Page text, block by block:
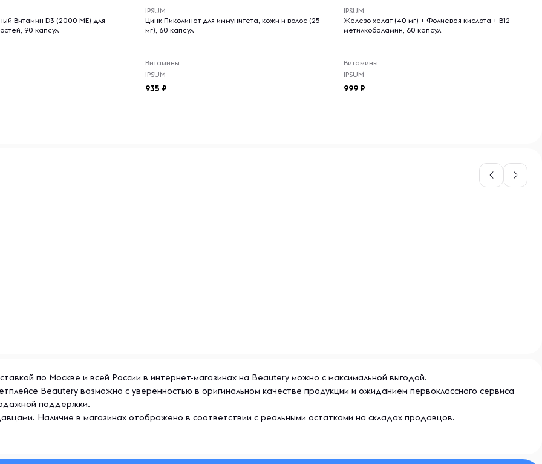
камедь, сорбат
Е.
пленка повреждена
Перед началом
Указанные уровни
продукта в закрытом
Витамин D3 (2000 МЕ) для
90 капсул
IPSUM
Цинк Пиколинат для иммунитета, кожи и волос (25
мг), 60 капсул
Витамины
IPSUM
935
IPSUM
Железо хелат (40 мг) + Фолиевая кислота + B12
метилкобаламин, 60 капсул
Витамины
IPSUM
999
по Москве и всей России в интернет-магазинах на Beautery можно с максимальной выгодой.
Beautery возможно с уверенностью в оригинальном качестве продукции и ожиданием первоклассного сервиса
поддержки.
Наличие в магазинах отображено в соответствии с реальными остатками на складах продавцов.